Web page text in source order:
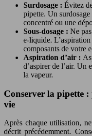
Surdosage : Évitez
pipette. Un
concentré ou une
Sous-dosage : Ne
e-liquide.
composants de votre
Aspiration d’air :
d’aspirer de l’air. Un
la vapeur.
Conserver la pipette
vie
Après chaque utilisation,
décrit précédemment.